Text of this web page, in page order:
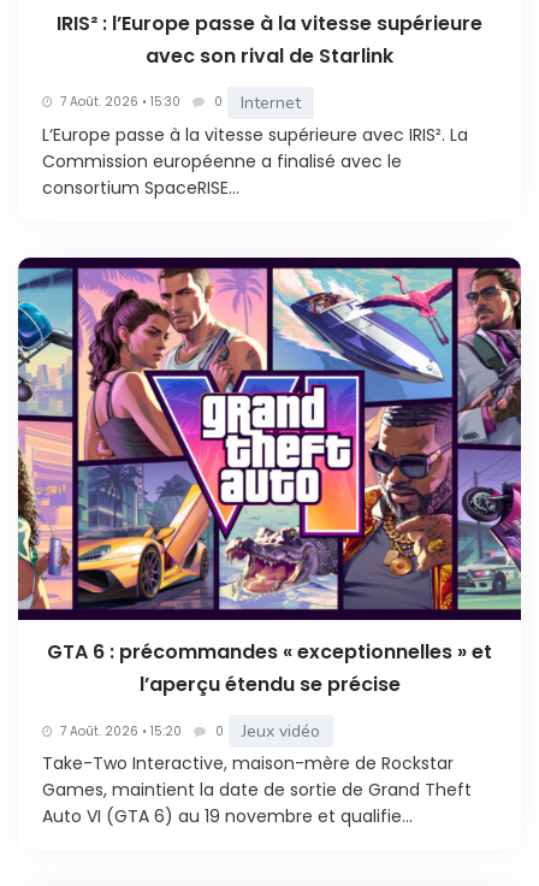
IRIS² : l’Europe passe à la vitesse supérieure
avec son rival de Starlink
7 Août. 2026 • 15:30 0 Internet
L‘Europe passe à la vitesse supérieure avec IRIS². La
Commission européenne a finalisé avec le
consortium SpaceRISE...
GTA 6 : précommandes « exceptionnelles » et
l’aperçu étendu se précise
7 Août. 2026 • 15:20 0 Jeux vidéo
Take-Two Interactive, maison-mère de Rockstar
Games, maintient la date de sortie de Grand Theft
Auto VI (GTA 6) au 19 novembre et qualifie...